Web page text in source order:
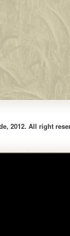
2012. All right